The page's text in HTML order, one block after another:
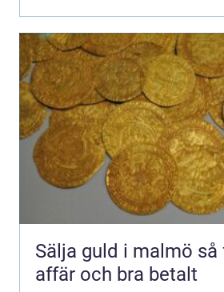
Sälja guld i malmö så får du trygg
affär och bra betalt